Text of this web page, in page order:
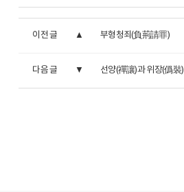
이전 글 부형청죄(負荊請罪)
다음 글 선양(禪讓)과 위장(僞裝)